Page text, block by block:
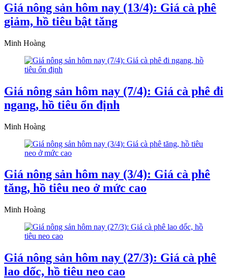
Giá nông sản hôm nay (13/4): Giá cà phê
giảm, hồ tiêu bật tăng
Minh Hoàng
Giá nông sản hôm nay (7/4): Giá cà phê đi
ngang, hồ tiêu ổn định
Minh Hoàng
Giá nông sản hôm nay (3/4): Giá cà phê
tăng, hồ tiêu neo ở mức cao
Minh Hoàng
Giá nông sản hôm nay (27/3): Giá cà phê
lao dốc, hồ tiêu neo cao